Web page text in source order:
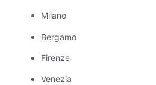
Milano
Bergamo
Firenze
Venezia